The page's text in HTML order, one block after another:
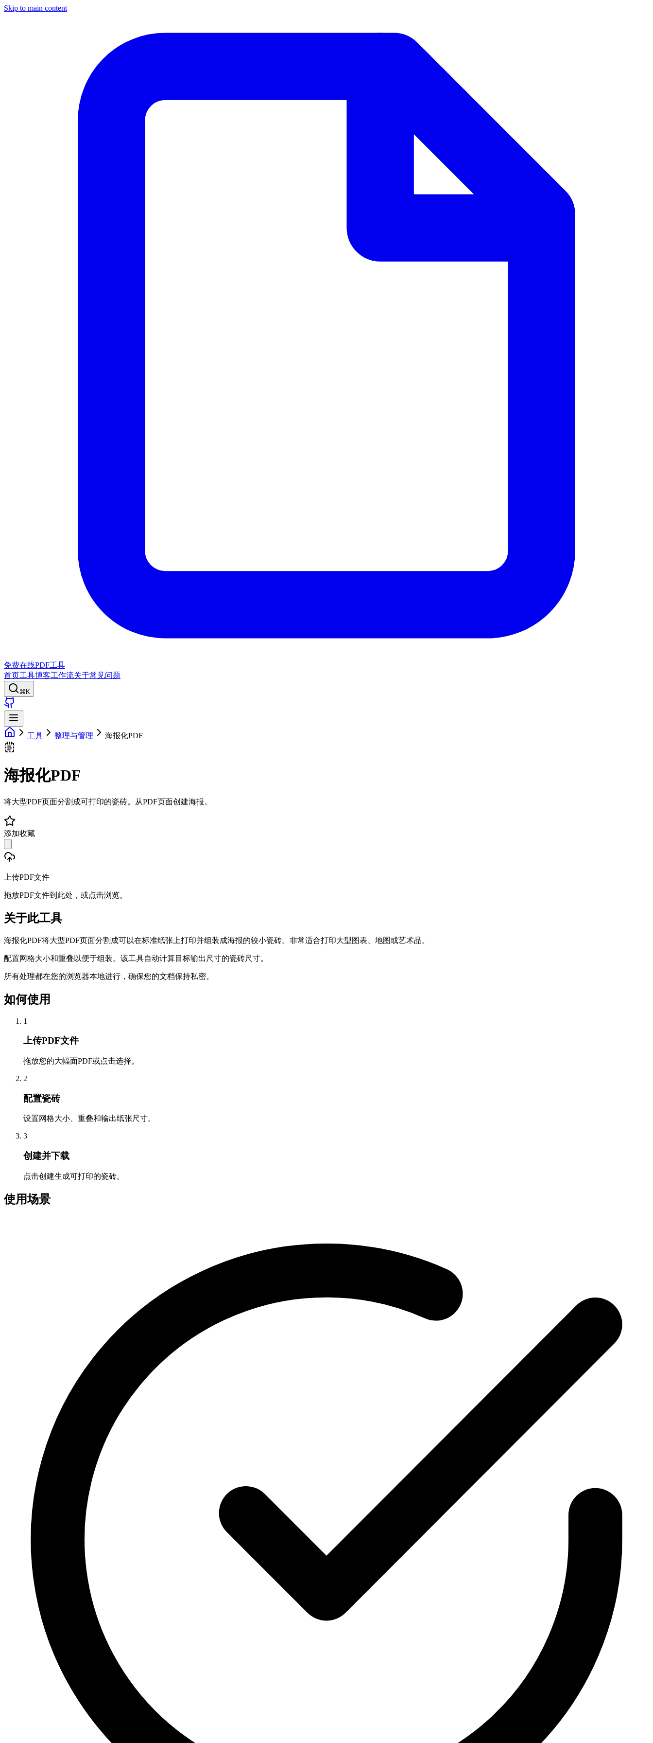
Skip to main content
免费在线PDF工具
首页工具博客工作流关于常见问题
⌘K
工具 整理与管理 海报化PDF
海报化PDF
将大型PDF页面分割成可打印的瓷砖。从PDF页面创建海报。
添加收藏
上传PDF文件
拖放PDF文件到此处，或点击浏览。
关于此工具
海报化PDF将大型PDF页面分割成可以在标准纸张上打印并组装成海报的较小瓷砖。非常适合打印大型图表、地图或艺术品。
配置网格大小和重叠以便于组装。该工具自动计算目标输出尺寸的瓷砖尺寸。
所有处理都在您的浏览器本地进行，确保您的文档保持私密。
如何使用
1
上传PDF文件
拖放您的大幅面PDF或点击选择。
2
配置瓷砖
设置网格大小、重叠和输出纸张尺寸。
3
创建并下载
点击创建生成可打印的瓷砖。
使用场景